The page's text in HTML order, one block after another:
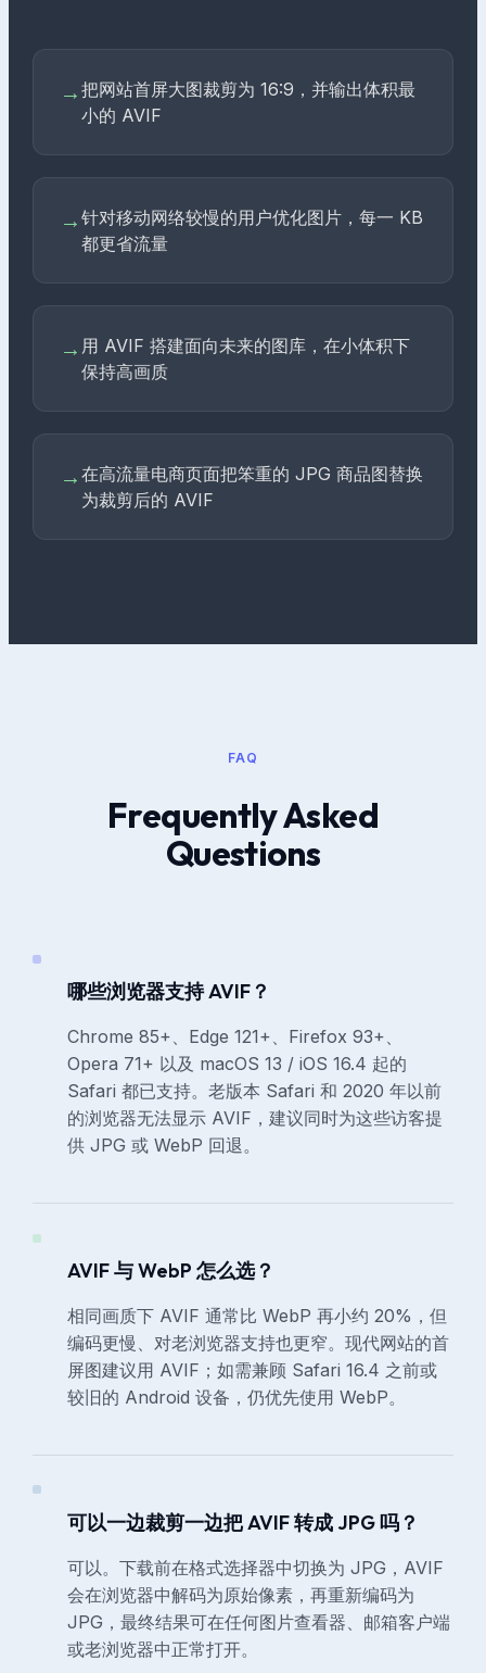
→把网站首屏大图裁剪为 16:9，并输出体积最
小的 AVIF
→针对移动网络较慢的用户优化图片，每一 KB
都更省流量
→用 AVIF 搭建面向未来的图库，在小体积下
保持高画质
→在高流量电商页面把笨重的 JPG 商品图替换
为裁剪后的 AVIF
FAQ
Frequently Asked
Questions
哪些浏览器支持 AVIF？
Chrome 85+、Edge 121+、Firefox 93+、
Opera 71+ 以及 macOS 13 / iOS 16.4 起的
Safari 都已支持。老版本 Safari 和 2020 年以前
的浏览器无法显示 AVIF，建议同时为这些访客提
供 JPG 或 WebP 回退。
AVIF 与 WebP 怎么选？
相同画质下 AVIF 通常比 WebP 再小约 20%，但
编码更慢、对老浏览器支持也更窄。现代网站的首
屏图建议用 AVIF；如需兼顾 Safari 16.4 之前或
较旧的 Android 设备，仍优先使用 WebP。
可以一边裁剪一边把 AVIF 转成 JPG 吗？
可以。下载前在格式选择器中切换为 JPG，AVIF
会在浏览器中解码为原始像素，再重新编码为
JPG，最终结果可在任何图片查看器、邮箱客户端
或老浏览器中正常打开。